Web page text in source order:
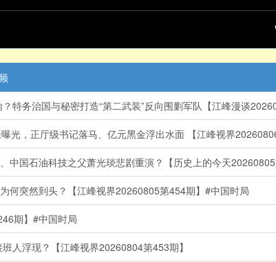
何突然到头？【江峰视界20260805第454期】#中国时局
期】#中国时局
人浮现？【江峰视界20260804第453期】